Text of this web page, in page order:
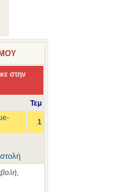
στην
Τεμ
1